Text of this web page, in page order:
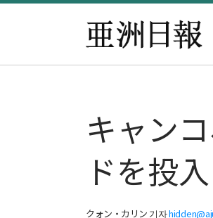
キャン
ドを投入
クォン・カリン 기자